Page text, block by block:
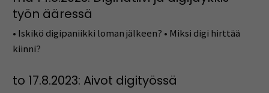
työn ääressä
• Iskikö digipaniikki loman jälkeen? • Miksi digi hirttää
kiinni?
to 17.8.2023: Aivot digityössä